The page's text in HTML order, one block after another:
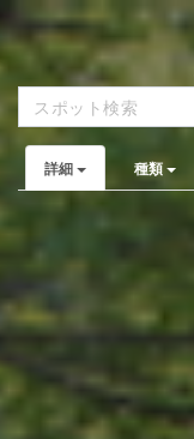
詳細 種類